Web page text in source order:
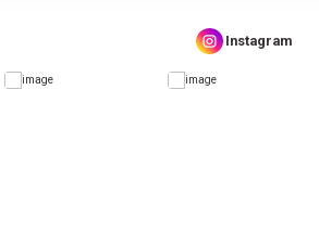
Instagram